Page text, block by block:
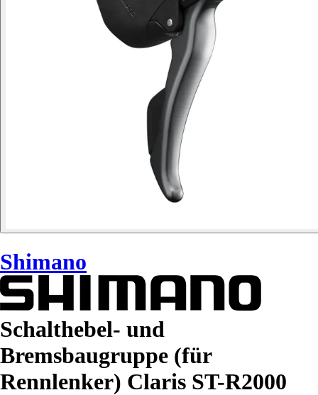
Shimano
Schalthebel- und
Bremsbaugruppe (für
Rennlenker) Claris ST-R2000